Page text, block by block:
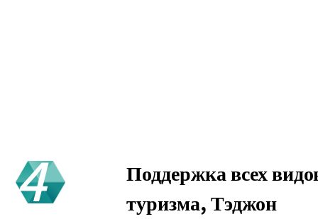
4
Поддержка всех
туризма, Тэджон